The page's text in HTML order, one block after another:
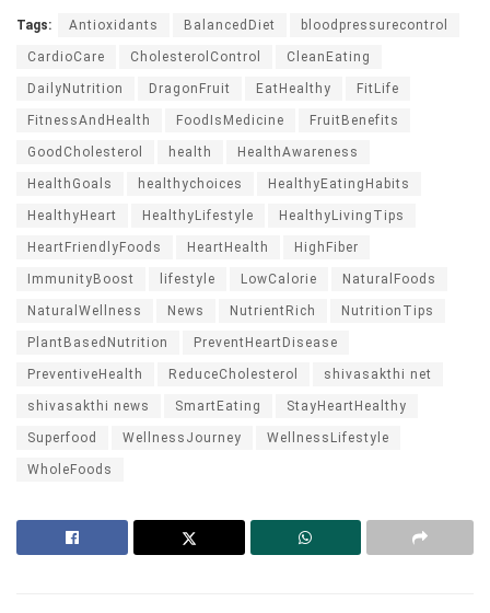
Tags: Antioxidants BalancedDiet bloodpressurecontrol
CardioCare CholesterolControl CleanEating
DailyNutrition DragonFruit EatHealthy FitLife
FitnessAndHealth FoodIsMedicine FruitBenefits
GoodCholesterol health HealthAwareness
HealthGoals healthychoices HealthyEatingHabits
HealthyHeart HealthyLifestyle HealthyLivingTips
HeartFriendlyFoods HeartHealth HighFiber
ImmunityBoost lifestyle LowCalorie NaturalFoods
NaturalWellness News NutrientRich NutritionTips
PlantBasedNutrition PreventHeartDisease
PreventiveHealth ReduceCholesterol shivasakthi net
shivasakthi news SmartEating StayHeartHealthy
Superfood WellnessJourney WellnessLifestyle
WholeFoods